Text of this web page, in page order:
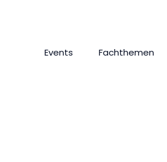
Events Fachthemen